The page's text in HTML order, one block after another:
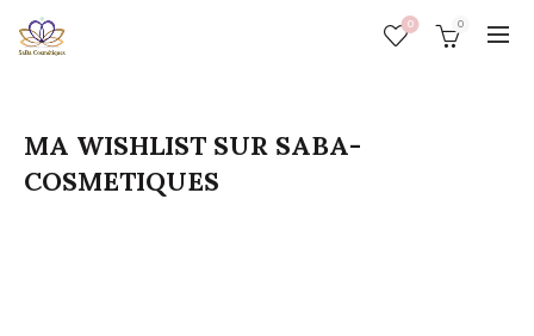
0 0
MA WISHLIST SUR SABA-
COSMETIQUES